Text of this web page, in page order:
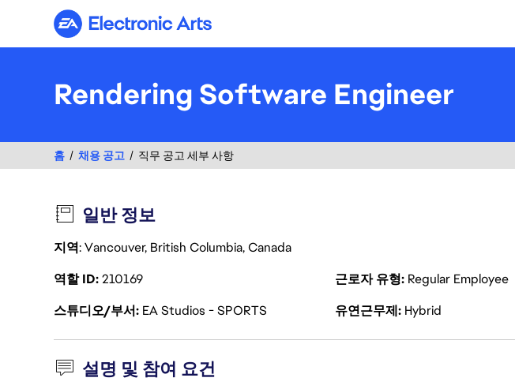
Electronic Arts
Rendering Software Engineer
홈 채용 공고 직무 공고 세부 사항
일반 정보
지역: Vancouver, British Columbia, Canada
역할 ID210169 근로자 유형 Regular Employee
스튜디오/부서 EA Studios - SPORTS 유연근무제 Hybrid
설명 및 참여 요건